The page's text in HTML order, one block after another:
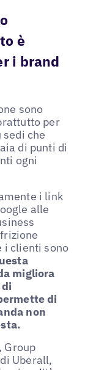
è
i brand
sono
per
sedi che
di punti di
ogni
i link
alle
i clienti sono
migliora
di
non
Group
Uberall,